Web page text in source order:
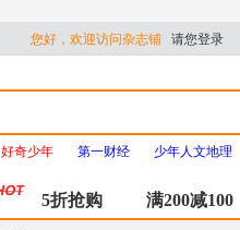
您好，欢迎访问杂志铺 请您登录
好奇少年 第一财经 少年人文地理
5折抢购 满200减100